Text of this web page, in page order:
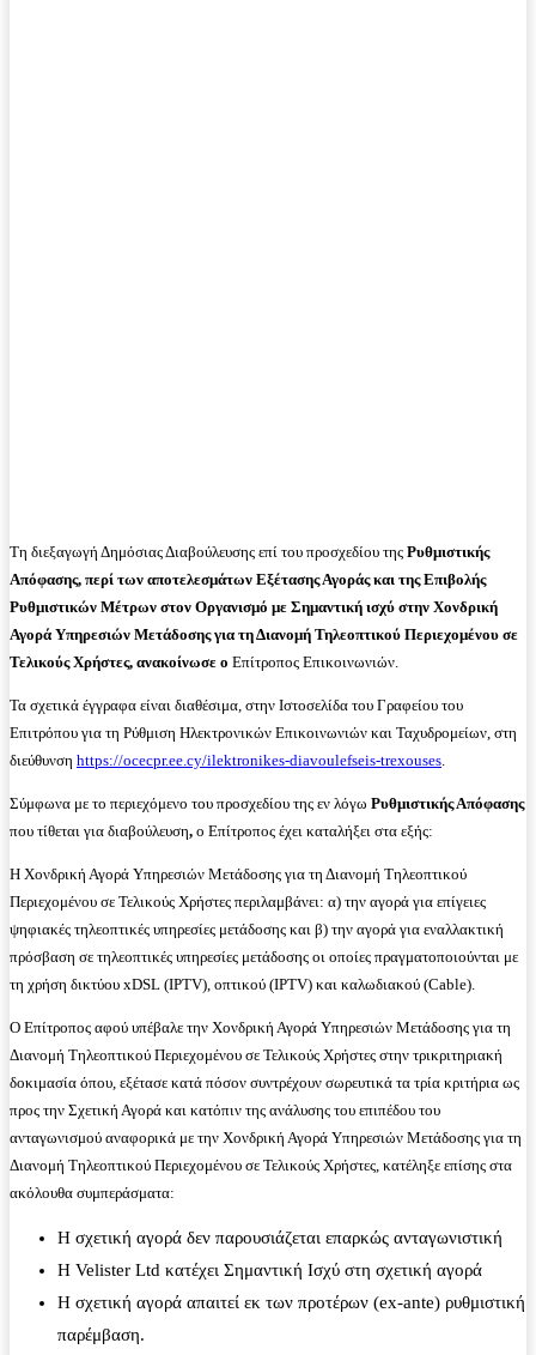
Τη διεξαγωγή Δημόσιας Διαβούλευσης επί του προσχεδίου της Ρυθμιστικής
Απόφασης, περί των αποτελεσμάτων Εξέτασης Αγοράς και της Επιβολής
Ρυθμιστικών Μέτρων στον Οργανισμό με Σημαντική ισχύ στην Χονδρική
Αγορά Υπηρεσιών Μετάδοσης για τη Διανομή Τηλεοπτικού Περιεχομένου σε
Τελικούς Χρήστες, ανακοίνωσε ο Επίτροπος Επικοινωνιών.
Τα σχετικά έγγραφα είναι διαθέσιμα, στην Ιστοσελίδα του Γραφείου του
Επιτρόπου για τη Ρύθμιση Ηλεκτρονικών Επικοινωνιών και Ταχυδρομείων, στη
διεύθυνση https://ocecpr.ee.cy/ilektronikes-diavoulefseis-trexouses
Σύμφωνα με το περιεχόμενο του προσχεδίου της εν λόγω Ρυθμιστικής Απόφασης
που τίθεται για διαβούλευση, ο Επίτροπος έχει καταλήξει στα εξής:
Η Χονδρική Αγορά Υπηρεσιών Μετάδοσης για τη Διανομή Τηλεοπτικού
Περιεχομένου σε Τελικούς Χρήστες περιλαμβάνει: α) την αγορά για επίγειες
ψηφιακές τηλεοπτικές υπηρεσίες μετάδοσης και β) την αγορά για εναλλακτική
πρόσβαση σε τηλεοπτικές υπηρεσίες μετάδοσης οι οποίες πραγματοποιούνται με
τη χρήση δικτύου xDSL (IPTV), οπτικού (IPTV) και καλωδιακού (Cable).
Ο Επίτροπος αφού υπέβαλε την Χονδρική Αγορά Υπηρεσιών Μετάδοσης για τη
Διανομή Τηλεοπτικού Περιεχομένου σε Τελικούς Χρήστες στην τρικριτηριακή
δοκιμασία όπου, εξέτασε κατά πόσον συντρέχουν σωρευτικά τα τρία κριτήρια ως
προς την Σχετική Αγορά και κατόπιν της ανάλυσης του επιπέδου του
ανταγωνισμού αναφορικά με την Χονδρική Αγορά Υπηρεσιών Μετάδοσης για τη
Διανομή Τηλεοπτικού Περιεχομένου σε Τελικούς Χρήστες, κατέληξε επίσης στα
ακόλουθα συμπεράσματα:
Η σχετική αγορά δεν παρουσιάζεται επαρκώς ανταγωνιστική
Η Velister Ltd κατέχει Σημαντική Ισχύ στη σχετική αγορά
Η σχετική αγορά απαιτεί εκ των προτέρων (ex-ante) ρυθμιστική
παρέμβαση.